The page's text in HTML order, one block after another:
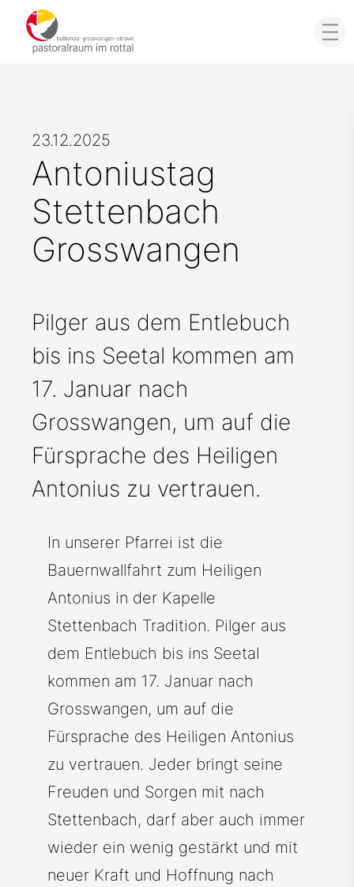
23.12.2025
Antoniustag
Stettenbach
Grosswangen
Pilger aus dem Entlebuch
bis ins Seetal kommen am
17. Januar nach
Grosswangen, um auf die
Fürsprache des Heiligen
Antonius zu vertrauen.
In unserer Pfarrei ist die
Bauernwallfahrt zum Heiligen
Antonius in der Kapelle
Stettenbach Tradition. Pilger aus
dem Entlebuch bis ins Seetal
kommen am 17. Januar nach
Grosswangen, um auf die
Fürsprache des Heiligen Antonius
zu vertrauen. Jeder bringt seine
Freuden und Sorgen mit nach
Stettenbach, darf aber auch immer
wieder ein wenig gestärkt und mit
neuer Kraft und Hoffnung nach